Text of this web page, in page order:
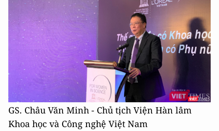
GS. Châu Văn Minh - Chủ tịch Viện Hàn lâm
Khoa học và Công nghệ Việt Nam